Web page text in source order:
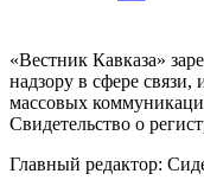
«Вестник Кавказа»
надзору в сфере
массовых
Свидетельство о
Главный редактор: